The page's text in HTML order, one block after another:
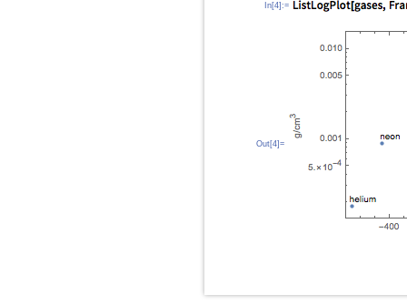
In[4]:=
Out[4]=